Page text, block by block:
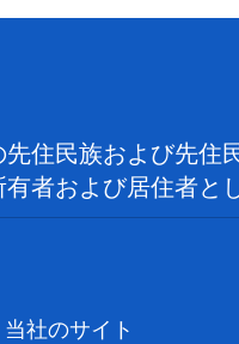
住民族および先住
者および居住者と
当社のサイト